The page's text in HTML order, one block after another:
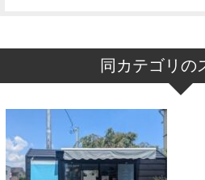
同カテゴリの